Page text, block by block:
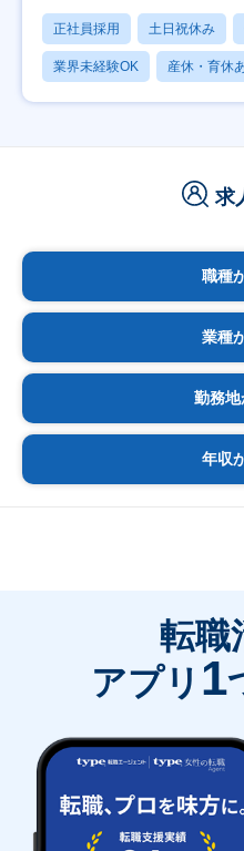
正社員採用 土日祝休み
業界未経験OK 産休・育休
求
職種
業種
勤務
年収
転職
アプリ 1